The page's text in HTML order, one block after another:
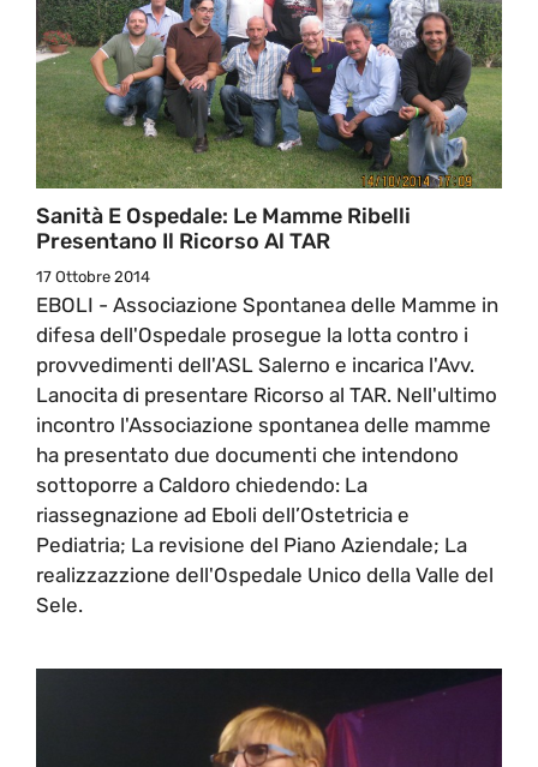
Sanità E Ospedale: Le Mamme Ribelli
Presentano Il Ricorso Al TAR
17 Ottobre 2014
EBOLI - Associazione Spontanea delle Mamme in
difesa dell'Ospedale prosegue la lotta contro i
provvedimenti dell'ASL Salerno e incarica l'Avv.
Lanocita di presentare Ricorso al TAR. Nell'ultimo
incontro l'Associazione spontanea delle mamme
ha presentato due documenti che intendono
sottoporre a Caldoro chiedendo: La
riassegnazione ad Eboli dell’Ostetricia e
Pediatria; La revisione del Piano Aziendale; La
realizzazzione dell'Ospedale Unico della Valle del
Sele.